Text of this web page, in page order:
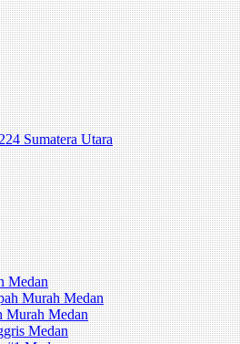
Sumatera Utara
Medan
Murah Medan
Murah Medan
Medan